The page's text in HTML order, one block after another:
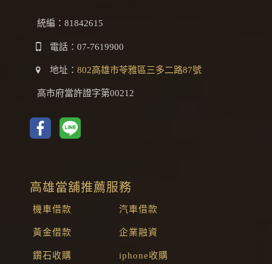
統編：81842615
電話： 07-7619900
地址： 802高雄市苓雅區三多二路87號
高市府當許證字第00212
高雄當舖推薦服務
機車借款 汽車借款
黃金借款 企業融資
鑽石收購 iphone收購